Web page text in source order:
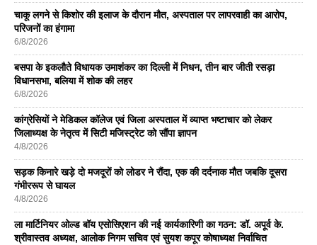
चाकू लगने से किशोर की इलाज के दौरान मौत, अस्पताल पर लापरवाही का आरोप,
परिजनों का हंगामा
6/8/2026
बसपा के इकलाैते विधायक उमाशंकर का दिल्ली में निधन, तीन बार जीती रसड़ा
विधानसभा, बलिया में शोक की लहर
6/8/2026
कांग्रेसियों ने मेडिकल कॉलेज एवं जिला अस्पताल में व्याप्त भष्टाचार को लेकर
जिलाध्यक्ष के नेतृत्व में सिटी मजिस्ट्रेट को सौंपा ज्ञापन
4/8/2026
सड़क किनारे खड़े दो मजदूरों को लोडर ने रौंदा, एक की दर्दनाक मौत जबकि दूसरा
गंभीररूप से घायल
4/8/2026
ला मार्टिनियर ओल्ड बॉय एसोसिएशन की नई कार्यकारिणी का गठन: डॉ. अपूर्व के.
श्रीवास्तव अध्यक्ष, आलोक निगम सचिव एवं सुयश कपूर कोषाध्यक्ष निर्वाचित